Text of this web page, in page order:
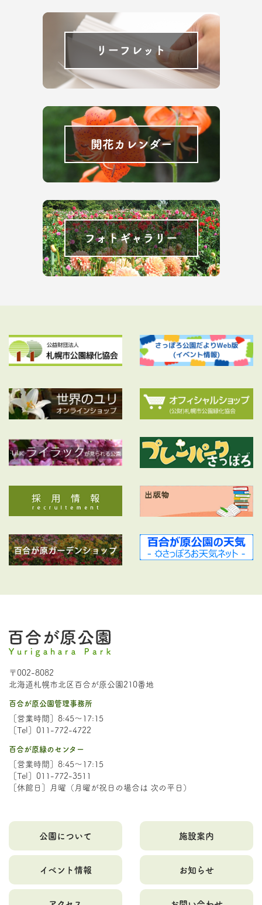
〒002-8082
北海道札幌市北区百合が原公園210番地
百合が原公園管理事務所
［営業時間］8:45～17:15
［Tel］011-772-4722
百合が原緑のセンター
［営業時間］8:45～17:15
［Tel］011-772-3511
［休館日］月曜（月曜が祝日の場合は 次の平日）
公園について 施設案内
イベント情報 お知らせ